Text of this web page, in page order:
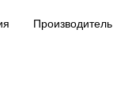
Производитель